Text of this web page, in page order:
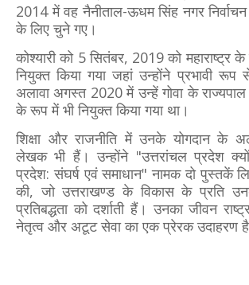
2014 में वह नैनीताल-ऊधम सिंह नगर
के लिए चुने गए।
कोश्यारी को 5 सितंबर, 2019 को महाराष्ट्र
नियुक्त किया गया जहां उन्होंने प्रभावी
अलावा अगस्त 2020 में उन्हें गोवा के राज्यपाल
के रूप में भी नियुक्त किया गया था।
शिक्षा और राजनीति में उनके योगदान के
लेखक भी हैं। उन्होंने "उत्तरांचल प्रदेश
प्रदेश: संघर्ष एवं समाधान" नामक दो पुस्तकें
की, जो उत्तराखण्ड के विकास के प्रति
प्रतिबद्धता को दर्शाती हैं। उनका जीवन
नेतृत्व और अटूट सेवा का एक प्रेरक उदाहरण